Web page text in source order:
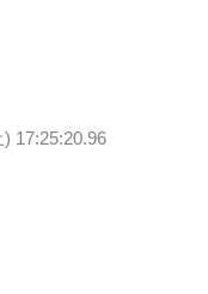
17:25:20.96